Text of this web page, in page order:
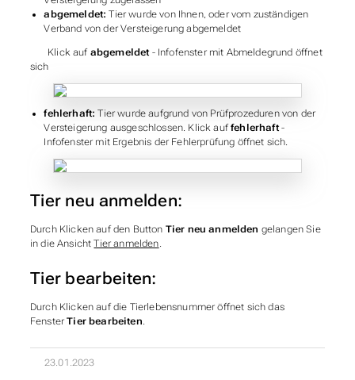
abgemeldet: Tier wurde von Ihnen, oder vom zuständigen
Verband von der Versteigerung abgemeldet
Klick auf abgemeldet- Infofenster mit Abmeldegrund öffnet
sich
fehlerhaft: Tier wurde aufgrund von Prüfprozeduren von der
Versteigerung ausgeschlossen. Klick auffehlerhaft-
Infofenster mit Ergebnis der Fehlerprüfung öffnet sich.
Tier neu anmelden:
Durch Klicken auf den Button Tier neu anmelden gelangen Sie
in die AnsichtTier anmelden.
Tier bearbeiten:
Durch Klicken auf die Tierlebensnummer öffnet sich das
FensterTier bearbeiten.
23.01.2023